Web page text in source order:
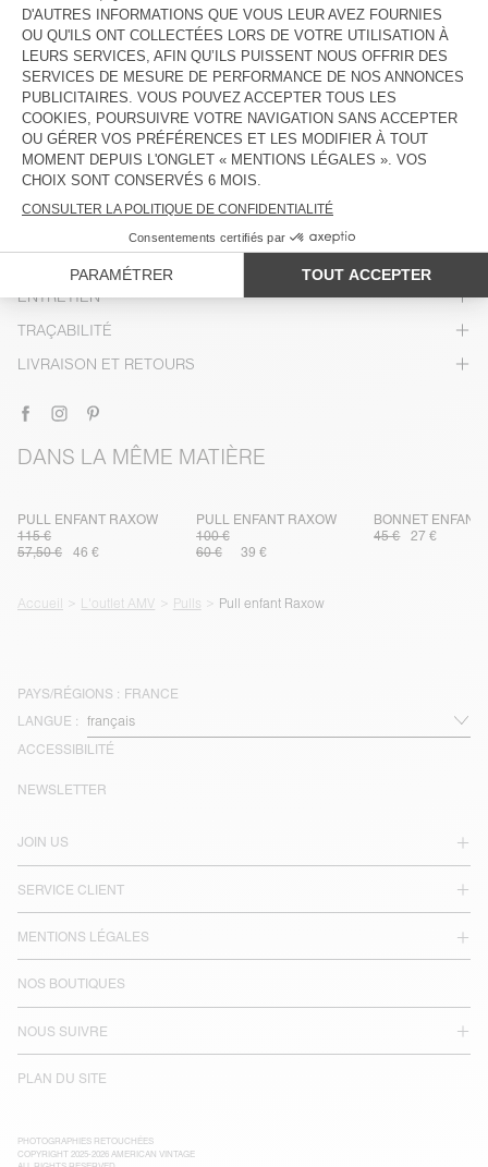
VOIR LE LOOK
TAILLE ET COUPE
ENTRETIEN
TRAÇABILITÉ
LIVRAISON ET RETOURS
DANS LA MÊME MATIÈRE
PULL ENFANT RAXOW
115 €
57,50 €
46 €
PULL ENFANT RAXOW
100 €
60 €
39 €
BONNET ENFANT
45 €
27 €
Accueil L'outlet AMV Pulls Pull enfant Raxow
PAYS/RÉGIONS : FRANCE
LANGUE :
ACCESSIBILITÉ
JOIN US
SERVICE CLIENT
MENTIONS LÉGALES
NOS BOUTIQUES
NOUS SUIVRE
PLAN DU SITE
NEWSLETTER
PHOTOGRAPHIES RETOUCHÉES
COPYRIGHT 2025-2026 AMERICAN VINTAGE